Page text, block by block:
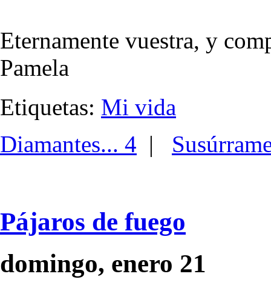
Eternamente vuestra, y
Pamela
Etiquetas: Mi vida
Diamantes... 4 |
Pájaros de fuego
domingo, enero 21